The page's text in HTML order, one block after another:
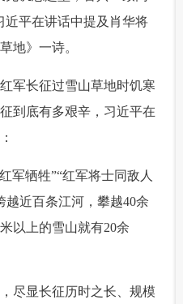
近平在讲话中提及肖华将
地》一诗。
长征过雪山草地时饥寒
到底有多艰辛，习近平在
牺牲”“红军将士同敌人
越近百条江河，攀越40余
以上的雪山就有20余
显长征历时之长、规模